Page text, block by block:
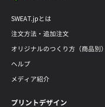
SWEAT.jpとは
注文方法・追加注文
オリジナルのつくり方（商品別）
ヘルプ
メディア紹介
プリントデザイン